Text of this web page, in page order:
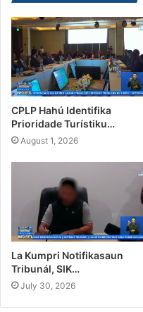
CPLP Hahú Identifika
Prioridade Turístiku…
August 1, 2026
La Kumpri Notifikasaun
Tribunál, SIK…
July 30, 2026